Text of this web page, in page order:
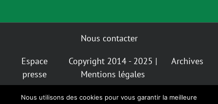
Nous contacter
Espace
presse
Copyright 2014 - 2025 |
Mentions légales
Archives
Nous utilisons des cookies pour vous garantir la meilleure